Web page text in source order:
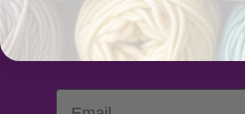
Recibe novedades,
productos y noticias de
Email